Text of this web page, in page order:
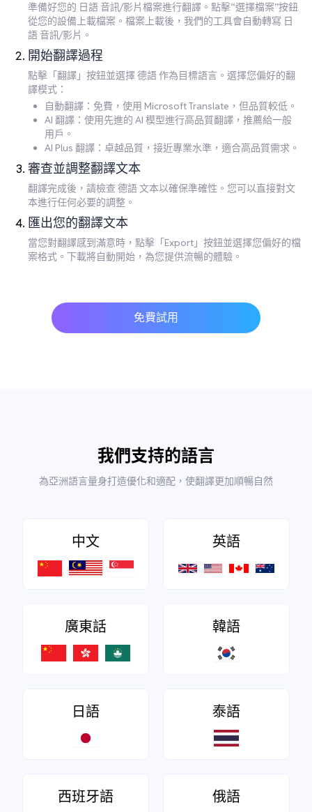
準備好您的 日語 音訊/影片檔案進行翻譯。點擊“選擇檔案”按鈕
從您的設備上載檔案。檔案上載後，我們的工具會自動轉寫 日
語 音訊/影片。
開始翻譯過程
點擊「翻譯」按鈕並選擇 德語 作為目標語言。選擇您偏好的翻
譯模式：
自動翻譯：免費，使用 Microsoft Translate，但品質較低。
AI 翻譯：使用先進的 AI 模型進行高品質翻譯，推薦給一般
用戶。
AI Plus 翻譯：卓越品質，接近專業水準，適合高品質需求。
審查並調整翻譯文本
翻譯完成後，請檢查 德語 文本以確保準確性。您可以直接對文
本進行任何必要的調整。
匯出您的翻譯文本
當您對翻譯感到滿意時，點擊「Export」按鈕並選擇您偏好的檔
案格式。下載將自動開始，為您提供流暢的體驗。
免費試用
我們支持的語言
為亞洲語言量身打造優化和適配，使翻譯更加順暢自然
中文 英語
廣東話 韓語
日語 泰語
西班牙語 俄語